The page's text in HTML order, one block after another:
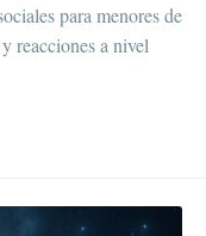
para menores de
reacciones a nivel